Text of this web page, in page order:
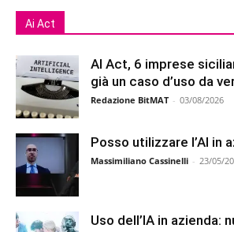
Ai Act
AI Act, 6 imprese
già un caso d’uso da
Redazione BitMAT - 03/08/2026
Posso utilizzare l’AI in
Massimiliano Cassinelli - 23/05/
Uso dell’IA in azienda: